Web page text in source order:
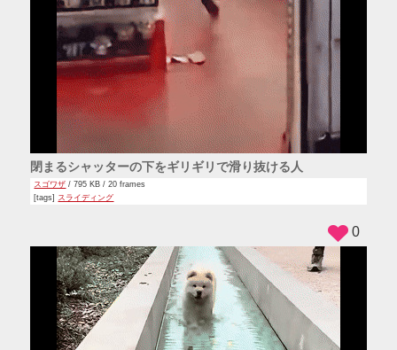
閉まるシャッターの下をギリギリで滑り抜ける人
スゴワザ / 795 KB / 20 frames
[tags] スライディング
0